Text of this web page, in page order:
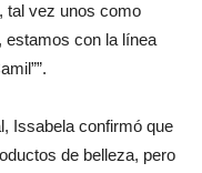
tal vez unos como
estamos con la línea
Issabela confirmó que
de belleza, pero